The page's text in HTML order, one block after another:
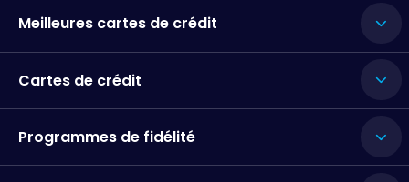
Meilleures cartes de crédit
Cartes de crédit
Programmes de fidélité